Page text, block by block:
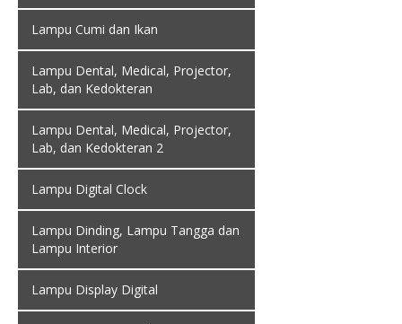
Lampu Cumi dan Ikan
Lampu Dental, Medical, Projector,
Lab, dan Kedokteran
Lampu Dental, Medical, Projector,
Lab, dan Kedokteran 2
Lampu Digital Clock
Lampu Dinding, Lampu Tangga dan
Lampu Interior
Lampu Display Digital